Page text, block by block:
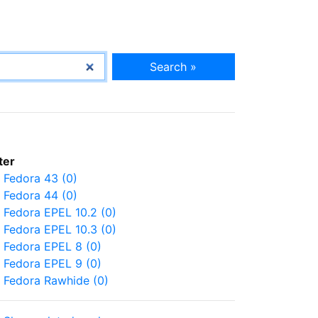
Search »
Fedora 43 (0)
Fedora 44 (0)
Fedora EPEL 10.2 (0)
Fedora EPEL 10.3 (0)
Fedora EPEL 8 (0)
Fedora EPEL 9 (0)
Fedora Rawhide (0)